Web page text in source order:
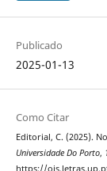
Publicado
2025-01-13
Como Citar
Editorial, C. (2025).
Universidade Do Porto,
https://